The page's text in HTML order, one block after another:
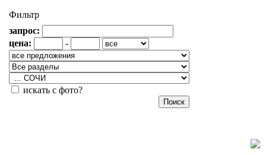
Фильтр
запрос:
цена:
-
искать с фото?